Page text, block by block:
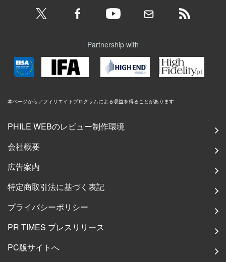
Partnership with
本ページからアフィリエイトプログラムによる収益を得ることがあります
PHILE WEBのレビュー制作環境
会社概要
広告案内
特定商取引法に基づく表記
プライバシーポリシー
PR TIMES プレスリリース
PC版サイトへ